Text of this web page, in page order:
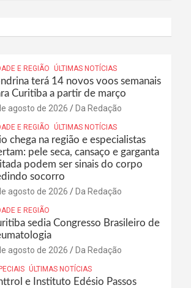
E REGIÃO ÚLTIMAS NOTÍCIAS
terá 14 novos voos semanais
Curitiba a partir de março
agosto de 2026 Da Redação
E REGIÃO ÚLTIMAS NOTÍCIAS
chega na região e especialistas
pele seca, cansaço e garganta
podem ser sinais do corpo
socorro
agosto de 2026 Da Redação
E REGIÃO
sedia Congresso Brasileiro de
agosto de 2026 Da Redação
ÚLTIMAS NOTÍCIAS
e Instituto Edésio Passos